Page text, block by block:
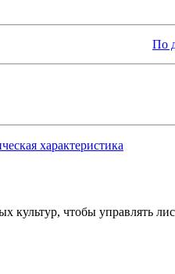
По
характеристика
культур, чтобы управлять